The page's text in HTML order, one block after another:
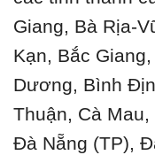
Giang, Bà Rịa-
Kạn, Bắc
Dương, Bình
Thuận, Cà
Đà Nẵng (TP),